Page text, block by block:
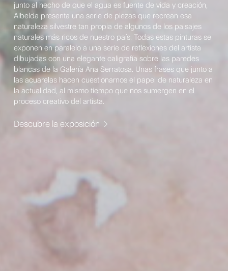
junto al hecho de que el agua es fuente de vida y creación,
Albelda presenta una serie de piezas que recrean esa
naturaleza silvestre tan propia de algunos de los paisajes
naturales más ricos de nuestro país. Todas estas pinturas se
exponen en paralelo a una serie de reflexiones del artista
dibujadas con una elegante caligrafía sobre las paredes
blancas de la Galería Ana Serratosa. Unas frases que junto a
las acuarelas hacen cuestionarnos el papel de naturaleza en
la actualidad, al mismo tiempo que nos sumergen en el
proceso creativo del artista.
Descubre la exposición